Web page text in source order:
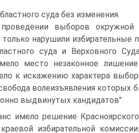
суда без изменения.
выборов окружной
нарушили избирательные
суда и Верховного
место незаконное
к искажению характера
волеизъявления
выдвинутых кандидатов".
имело решение
избирательной